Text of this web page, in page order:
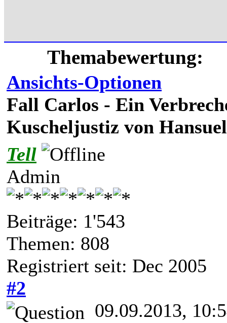
Themabewertung:
Ansichts-Optionen
Fall Carlos - Ein
Kuscheljustiz von
Tell
Admin
Beiträge: 1'543
Themen: 808
Registriert seit: Dec 2005
#2
09.09.2013,